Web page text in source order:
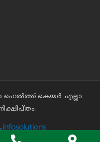
ഹെൽത്ത് കെയർ. എല്ലാ